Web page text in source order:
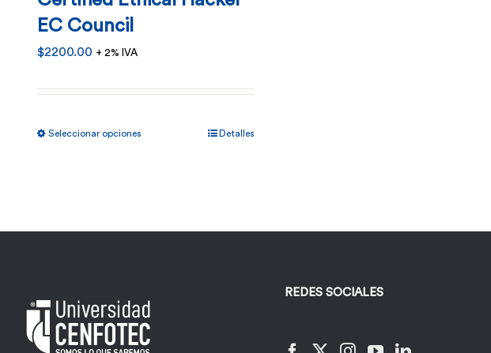
EC Council
$2200.00 + 2% IVA
Seleccionar opciones
pueden
elegir
Detalles
REDES SOCIALES